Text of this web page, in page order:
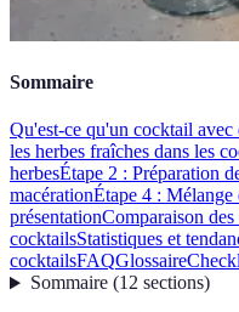
Sommaire
Qu'est-ce qu'un cocktail avec
les herbes fraîches dans les
herbesÉtape 2 : Préparation
macérationÉtape 4 : Mélange
présentationComparaison
cocktailsStatistiques et
cocktailsFAQGlossaire
Sommaire(12 sections)